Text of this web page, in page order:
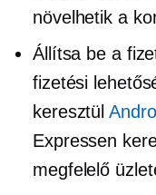
növelhetik a
Állítsa be a
fizetési
keresztül
Expressen
megfelelő